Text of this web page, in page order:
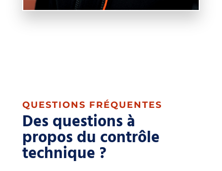
QUESTIONS FRÉQUENTES
Des questions à
propos du contrôle
technique ?